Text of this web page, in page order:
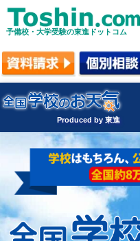
予備校・大学受験の東進ドットコム
Produced by 東進